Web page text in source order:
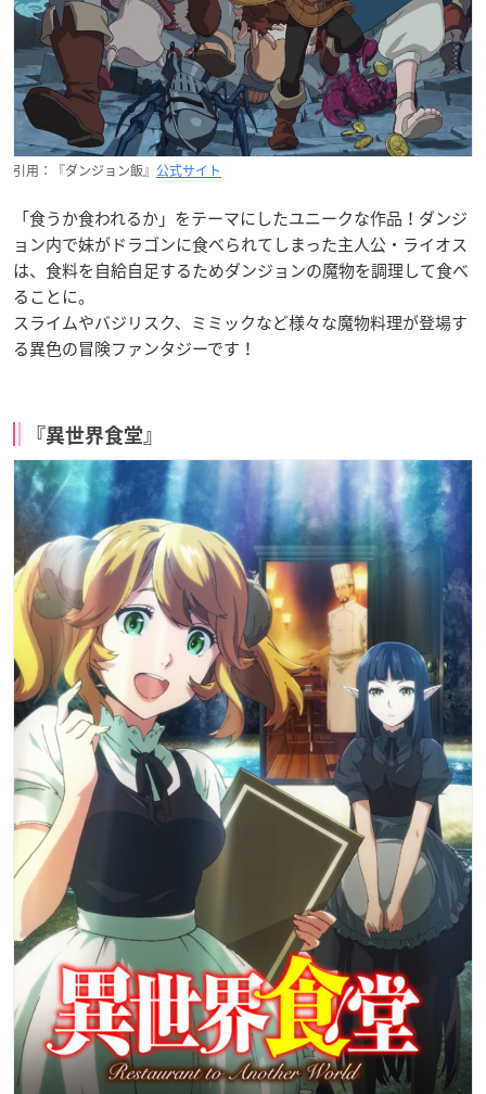
引用：『ダンジョン飯』 公式サイト
「食うか食われるか」をテーマにしたユニークな作品！ダンジ
ョン内で妹がドラゴンに食べられてしまった主人公・ライオス
は、食料を自給自足するためダンジョンの魔物を調理して食べ
ることに。
スライムやバジリスク、ミミックなど様々な魔物料理が登場す
る異色の冒険ファンタジーです！
『異世界食堂』